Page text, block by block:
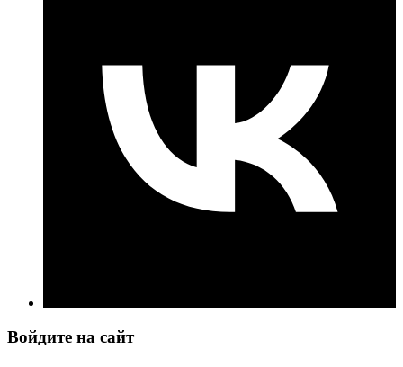
Войдите на сайт